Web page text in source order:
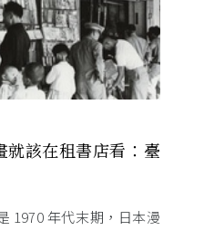
就該在租書店看：臺
1970 年代末期，日本漫